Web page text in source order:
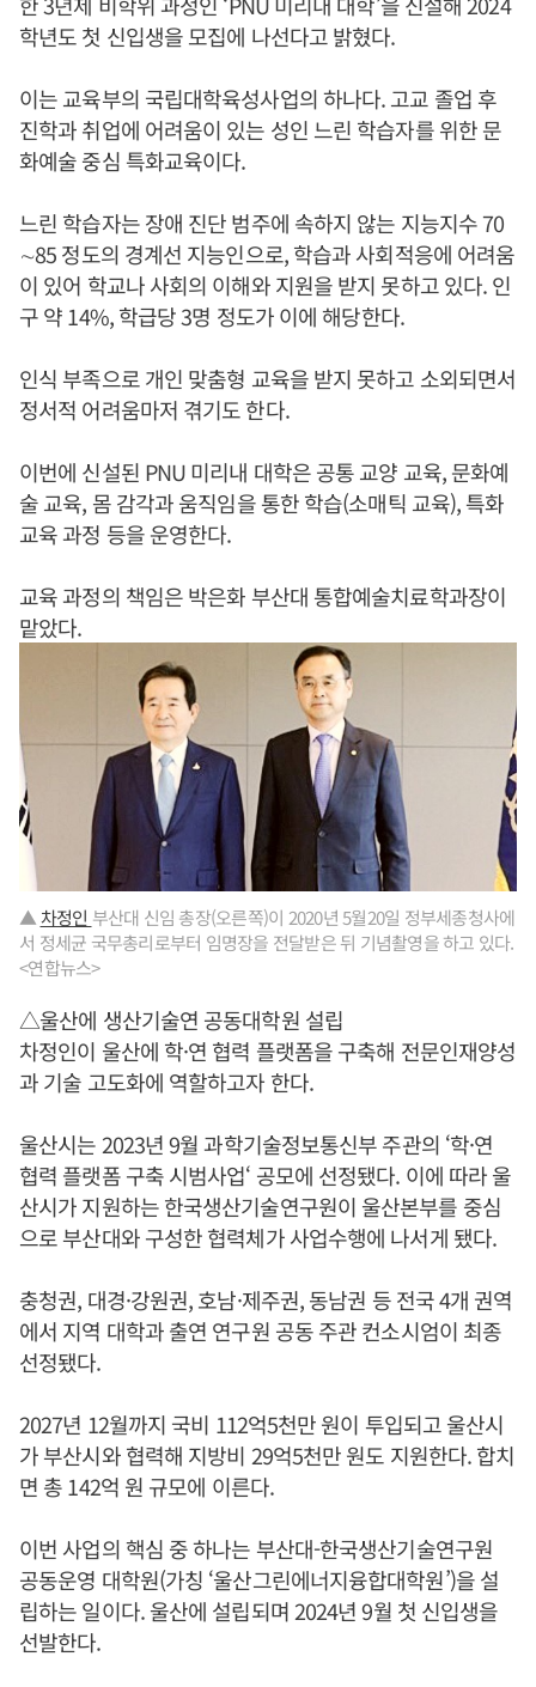
학년도 첫 신입생을 모집에 나선다고 밝혔다.
이는 교육부의 국립대학육성사업의 하나다. 고교 졸업 후
진학과 취업에 어려움이 있는 성인 느린 학습자를 위한 문
화예술 중심 특화교육이다.
느린 학습자는 장애 진단 범주에 속하지 않는 지능지수 70
∼85 정도의 경계선 지능인으로, 학습과 사회적응에 어려움
이 있어 학교나 사회의 이해와 지원을 받지 못하고 있다. 인
구 약 14%, 학급당 3명 정도가 이에 해당한다.
인식 부족으로 개인 맞춤형 교육을 받지 못하고 소외되면서
정서적 어려움마저 겪기도 한다.
이번에 신설된 PNU 미리내 대학은 공통 교양 교육, 문화예
술 교육, 몸 감각과 움직임을 통한 학습(소매틱 교육), 특화
교육 과정 등을 운영한다.
교육 과정의 책임은 박은화 부산대 통합예술치료학과장이
맡았다.
▲차정인 부산대 신임 총장(오른쪽)이 2020년 5월20일 정부세종청사에
서 정세균 국무총리로부터 임명장을 전달받은 뒤 기념촬영을 하고 있다.
<연합뉴스>
△울산에 생산기술연 공동대학원 설립
차정인이 울산에 학·연 협력 플랫폼을 구축해 전문인재양성
과 기술 고도화에 역할하고자 한다.
울산시는 2023년 9월 과학기술정보통신부 주관의 ‘학·연
협력 플랫폼 구축 시범사업‘ 공모에 선정됐다. 이에 따라 울
산시가 지원하는 한국생산기술연구원이 울산본부를 중심
으로 부산대와 구성한 협력체가 사업수행에 나서게 됐다.
충청권, 대경·강원권, 호남·제주권, 동남권 등 전국 4개 권역
에서 지역 대학과 출연 연구원 공동 주관 컨소시엄이 최종
선정됐다.
2027년 12월까지 국비 112억5천만 원이 투입되고 울산시
가 부산시와 협력해 지방비 29억5천만 원도 지원한다. 합치
면 총 142억 원 규모에 이른다.
이번 사업의 핵심 중 하나는 부산대-한국생산기술연구원
공동운영 대학원(가칭 ‘울산그린에너지융합대학원’)을 설
립하는 일이다. 울산에 설립되며 2024년 9월 첫 신입생을
선발한다.